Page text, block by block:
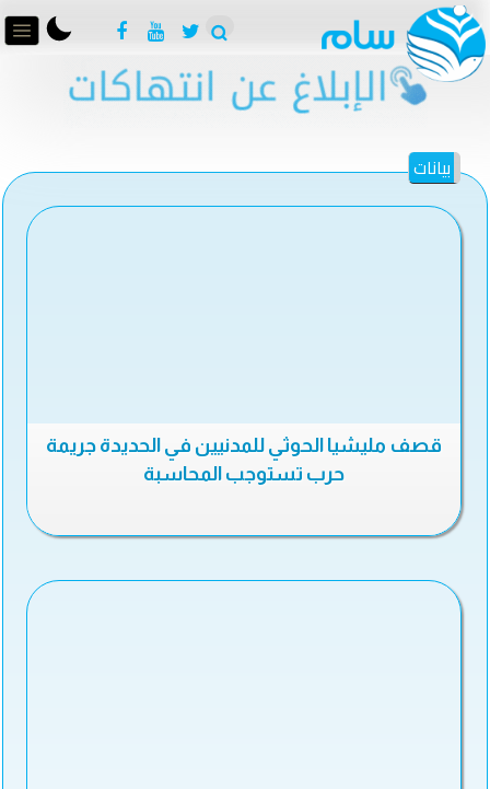
بيانات
قصف مليشيا الحوثي للمدنيين في الحديدة جريمة
حرب تستوجب المحاسبة